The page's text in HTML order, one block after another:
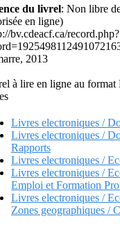
du livrel: Non libre
en ligne)
bv.cdeacf.ca/record.php?
2013
à lire en ligne au
Livres electroniques /
Livres electroniques /
Rapports
Livres electroniques /
Livres electroniques /
Emploi et Formation
Livres electroniques /
Zones geographiques /